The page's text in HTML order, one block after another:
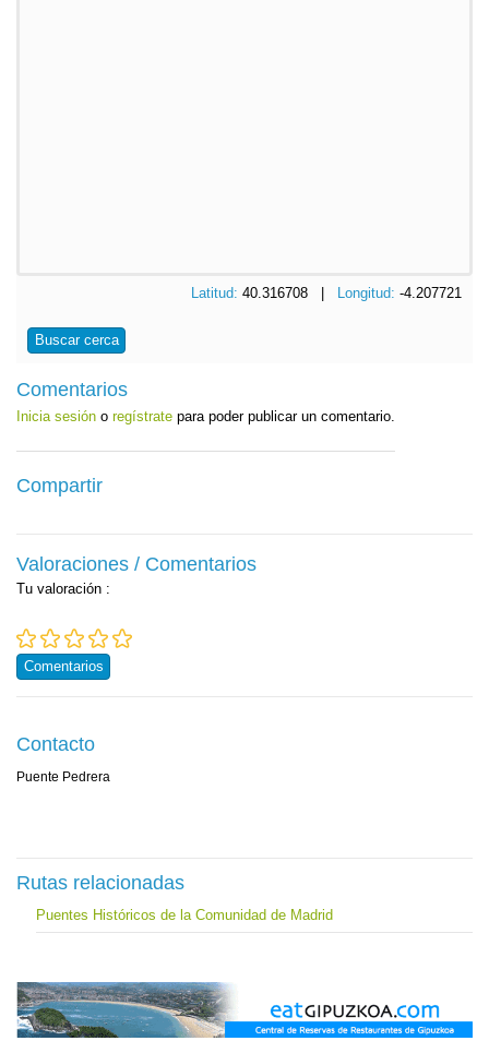
Latitud: 40.316708 | Longitud: -4.207721
Buscar cerca
Comentarios
Inicia sesión o regístrate para poder publicar un comentario.
Compartir
Valoraciones / Comentarios
Tu valoración :
Comentarios
Contacto
Puente Pedrera
Rutas relacionadas
Puentes Históricos de la Comunidad de Madrid